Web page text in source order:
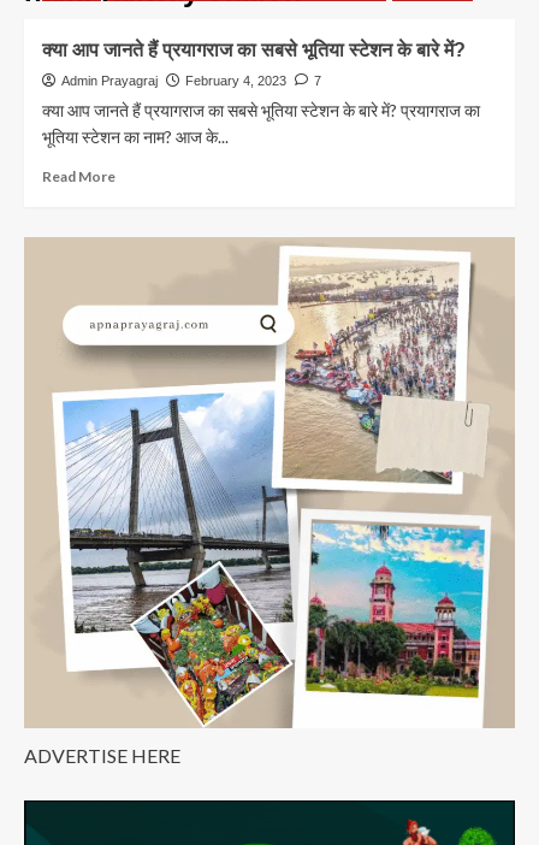
क्या आप जानते हैं प्रयागराज का सबसे भूतिया स्टेशन के बारे में?
Admin Prayagraj February 4, 2023 7
क्या आप जानते हैं प्रयागराज का सबसे भूतिया स्टेशन के बारे में? प्रयागराज का
भूतिया स्टेशन का नाम? आज के...
Read MoreRead
क्या
हैं
प्रयागराज
का
भूतिया
स्टेशन
के
बारे
में?
ADVERTISE HERE